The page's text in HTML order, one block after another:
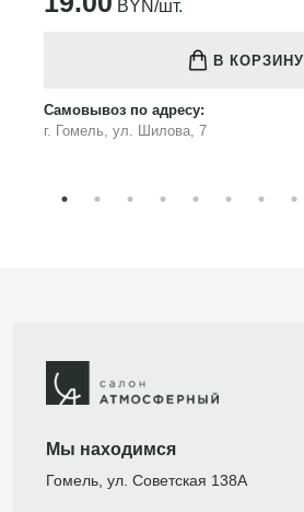
BYN/шт.
В КОРЗИНУ
Самовывоз по адресу:
г. Гомель, ул. Шилова, 7
Мы находимся
Гомель, ул. Советская 138А